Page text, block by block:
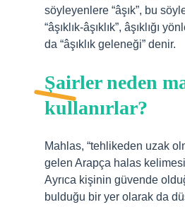
söyleyenlere “âşık”, bu
“âşıklık-âşıklık”, âşıklığı
da “âşıklık geleneği” denir.
Şairler neden
kullanırlar?
Mahlas, “tehlikeden uzak
gelen Arapça halas
Ayrıca kişinin güvende
bulduğu bir yer olarak da